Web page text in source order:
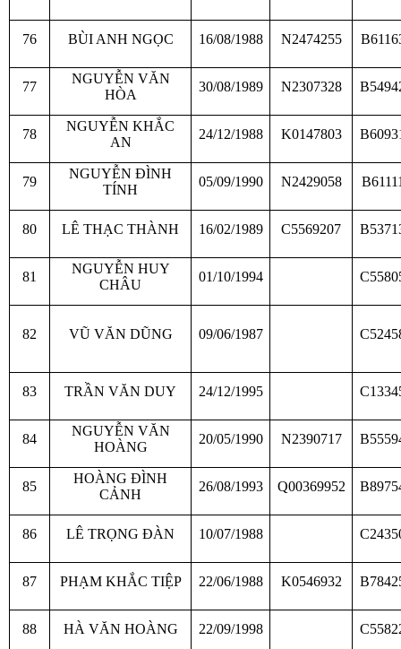
76 BÙI ANH NGỌC 16/08/1988 N2474255
77
NGUYỄN VĂN
HÒA
30/08/1989 N2307328
78
NGUYỄN KHẮC
AN
24/12/1988 K0147803
79
NGUYỄN ĐÌNH
TÍNH
05/09/1990 N2429058
80 LÊ THẠC THÀNH 16/02/1989 C5569207
81
NGUYỄN HUY
CHÂU
01/10/1994
82 VŨ VĂN DŨNG 09/06/1987
83 TRẦN VĂN DUY 24/12/1995
84
NGUYỄN VĂN
HOÀNG
20/05/1990 N2390717
85
HOÀNG ĐÌNH
CẢNH
26/08/1993 Q00369952
86 LÊ TRỌNG ĐÀN 10/07/1988
87 PHẠM KHẮC TIỆP 22/06/1988 K0546932
88 HÀ VĂN HOÀNG 22/09/1998